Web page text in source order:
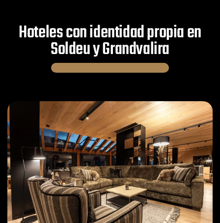
Hoteles con identidad propia en
Soldeu y Grandvalira